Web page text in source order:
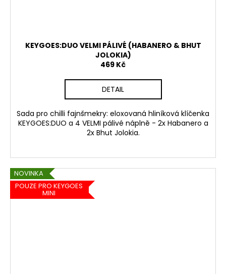
KEYGOES:DUO VELMI PÁLIVÉ (HABANERO & BHUT
JOLOKIA)
469 Kč
DETAIL
Sada pro chilli fajnšmekry: eloxovaná hliníková klíčenka
KEYGOES:DUO a 4 VELMI pálivé náplně - 2x Habanero a
2x Bhut Jolokia.
NOVINKA
POUZE PRO KEYGOES
MINI